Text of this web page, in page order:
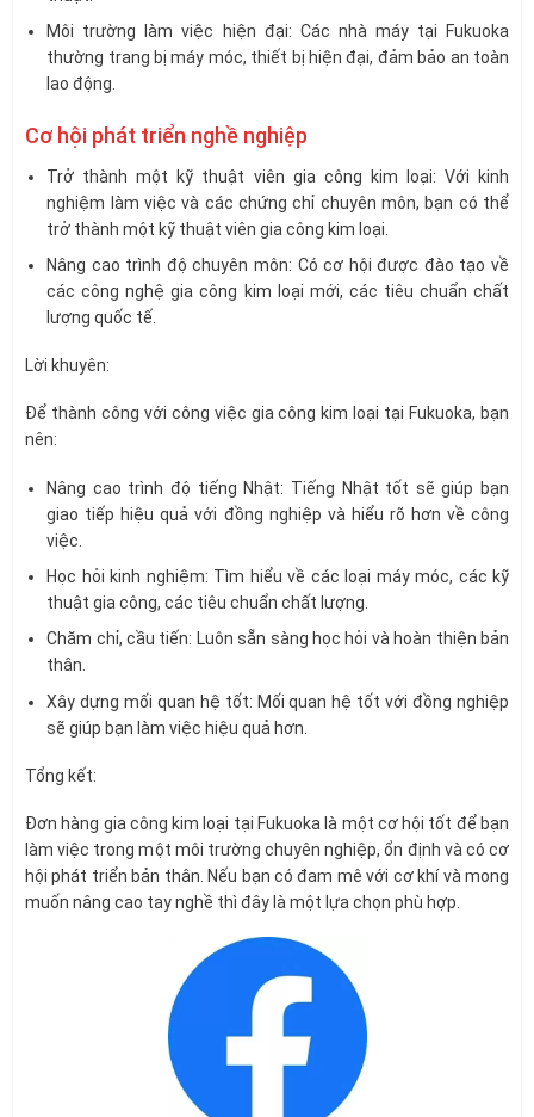
Môi trường làm việc hiện đại: Các nhà máy tại Fukuoka
thường trang bị máy móc, thiết bị hiện đại, đảm bảo an toàn
lao động.
Cơ hội phát triển nghề nghiệp
Trở thành một kỹ thuật viên gia công kim loại: Với kinh
nghiệm làm việc và các chứng chỉ chuyên môn, bạn có thể
trở thành một kỹ thuật viên gia công kim loại.
Nâng cao trình độ chuyên môn: Có cơ hội được đào tạo về
các công nghệ gia công kim loại mới, các tiêu chuẩn chất
lượng quốc tế.
Lời khuyên:
Để thành công với công việc gia công kim loại tại Fukuoka, bạn
nên:
Nâng cao trình độ tiếng Nhật: Tiếng Nhật tốt sẽ giúp bạn
giao tiếp hiệu quả với đồng nghiệp và hiểu rõ hơn về công
việc.
Học hỏi kinh nghiệm: Tìm hiểu về các loại máy móc, các kỹ
thuật gia công, các tiêu chuẩn chất lượng.
Chăm chỉ, cầu tiến: Luôn sẵn sàng học hỏi và hoàn thiện bản
thân.
Xây dựng mối quan hệ tốt: Mối quan hệ tốt với đồng nghiệp
sẽ giúp bạn làm việc hiệu quả hơn.
Tổng kết:
Đơn hàng gia công kim loại tại Fukuoka là một cơ hội tốt để bạn
làm việc trong một môi trường chuyên nghiệp, ổn định và có cơ
hội phát triển bản thân. Nếu bạn có đam mê với cơ khí và mong
muốn nâng cao tay nghề thì đây là một lựa chọn phù hợp.